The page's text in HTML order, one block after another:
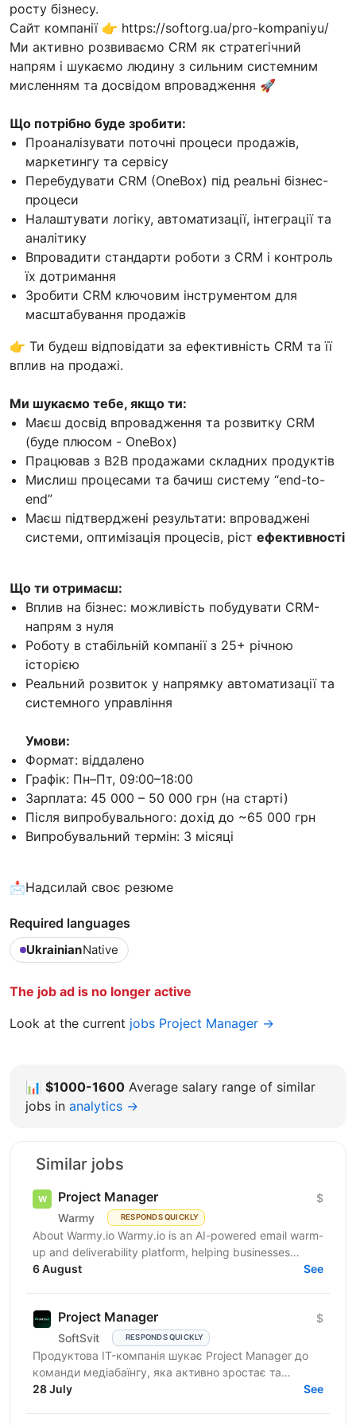
росту бізнесу.
Сайт компанії 👉 https://softorg.ua/pro-kompaniyu/
Ми активно розвиваємо CRM як стратегічний
напрям і шукаємо людину з сильним системним
мисленням та досвідом впровадження 🚀
Що потрібно буде зробити:
Проаналізувати поточні процеси продажів,
маркетингу та сервісу
Перебудувати CRM (OneBox) під реальні бізнес-
процеси
Налаштувати логіку, автоматизації, інтеграції та
аналітику
Впровадити стандарти роботи з CRM і контроль
їх дотримання
Зробити CRM ключовим інструментом для
масштабування продажів
👉 Ти будеш відповідати за ефективність CRM та її
вплив на продажі.
Ми шукаємо тебе, якщо ти:
Маєш досвід впровадження та розвитку CRM
(буде плюсом - OneBox)
Працював з B2B продажами складних продуктів
Мислиш процесами та бачиш систему “end-to-
end”
Маєш підтверджені результати: впроваджені
системи, оптимізація процесів, ріст ефективності
Що ти отримаєш:
Вплив на бізнес: можливість побудувати CRM-
напрям з нуля
Роботу в стабільній компанії з 25+ річною
історією
Реальний розвиток у напрямку автоматизації та
системного управління
Умови:
Формат: віддалено
Графік: Пн–Пт, 09:00–18:00
Зарплата: 45 000 – 50 000 грн (на старті)
Після випробувального: дохід до ~65 000 грн
Випробувальний термін: 3 місяці
📩Надсилай своє резюме
Required languages
UkrainianNative
The job ad is no longer active
Look at the current jobs Project Manager →
📊 $1000-1600 Average salary range of similar
jobs in analytics →
Similar jobs
Project Manager
Warmy RESPONDS QUICKLY
$
About Warmy.io Warmy.io is an AI-powered email warm-
up and deliverability platform, helping businesses
improve inbox placement and ensure their emails
6 August See
Project Manager
SoftSvit RESPONDS QUICKLY
$
Продуктова IT-компанія шукає Project Manager до
команди медіабаїнгу, яка активно зростає та
масштабує рекламні проєкти на різних ринках.
28 July See